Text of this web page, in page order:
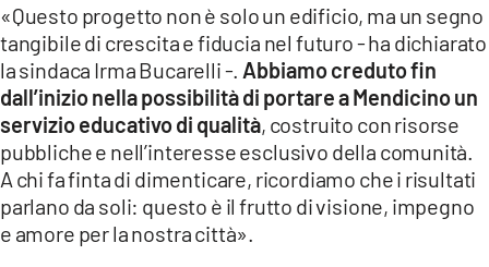
«Questo progetto non è solo un edificio, ma un segno
tangibile di crescita e fiducia nel futuro - ha dichiarato
la sindaca Irma Bucarelli -. Abbiamo creduto fin
dall’inizio nella possibilità di portare a Mendicino un
servizio educativo di qualità, costruito con risorse
pubbliche e nell’interesse esclusivo della comunità.
A chi fa finta di dimenticare, ricordiamo che i risultati
parlano da soli: questo è il frutto di visione, impegno
e amore per la nostra città».